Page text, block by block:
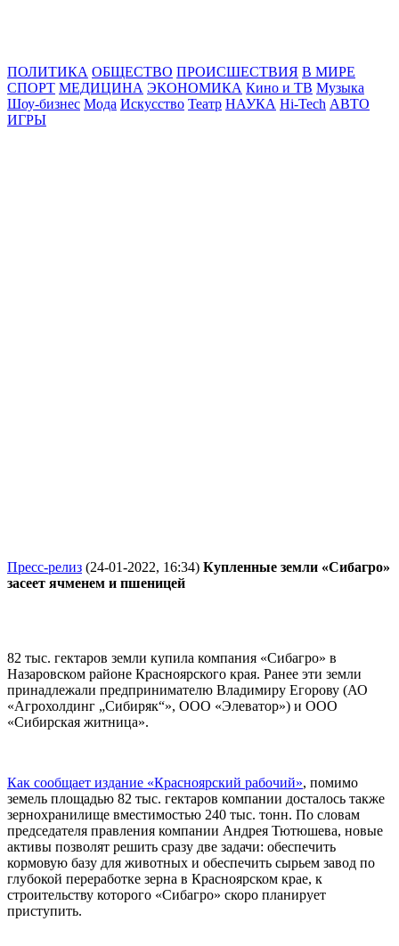
ПОЛИТИКА ОБЩЕСТВО ПРОИСШЕСТВИЯ В МИРЕ
СПОРТ МЕДИЦИНА ЭКОНОМИКА Кино и ТВ Музыка
Шоу-бизнес Мода Искусство Театр НАУКА Hi-Tech АВТО
ИГРЫ
Пресс-релиз (24-01-2022, 16:34) Купленные земли «Сибагро»
засеет ячменем и пшеницей
82 тыс. гектаров земли купила компания «Сибагро» в
Назаровском районе Красноярского края. Ранее эти земли
принадлежали предпринимателю Владимиру Егорову (АО
«Агрохолдинг „Сибиряк“», ООО «Элеватор») и ООО
«Сибирская житница».
Как сообщает издание «Красноярский рабочий», помимо
земель площадью 82 тыс. гектаров компании досталось также
зернохранилище вместимостью 240 тыс. тонн. По словам
председателя правления компании Андрея Тютюшева, новые
активы позволят решить сразу две задачи: обеспечить
кормовую базу для животных и обеспечить сырьем завод по
глубокой переработке зерна в Красноярском крае, к
строительству которого «Сибагро» скоро планирует
приступить.